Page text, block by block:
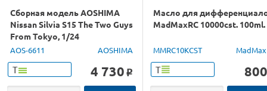
Сборная модель AOSHIMA
Nissan Silvia S15 The Two Guys
From Tokyo, 1/24
AOS-6611 AOSHIMA
Т 4 730 o
Масло для
MadMaxRC 10000cst. 100ml.
MMRC10KCST
Т 800